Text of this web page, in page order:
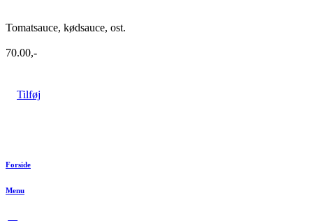
Tomatsauce, kødsauce, ost.
70.00,-
Tilføj
Forside
Menu